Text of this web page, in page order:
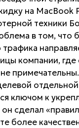
на MacBook
техники
в том, что
компании,
примечательны.
ключом к
он сделал
более